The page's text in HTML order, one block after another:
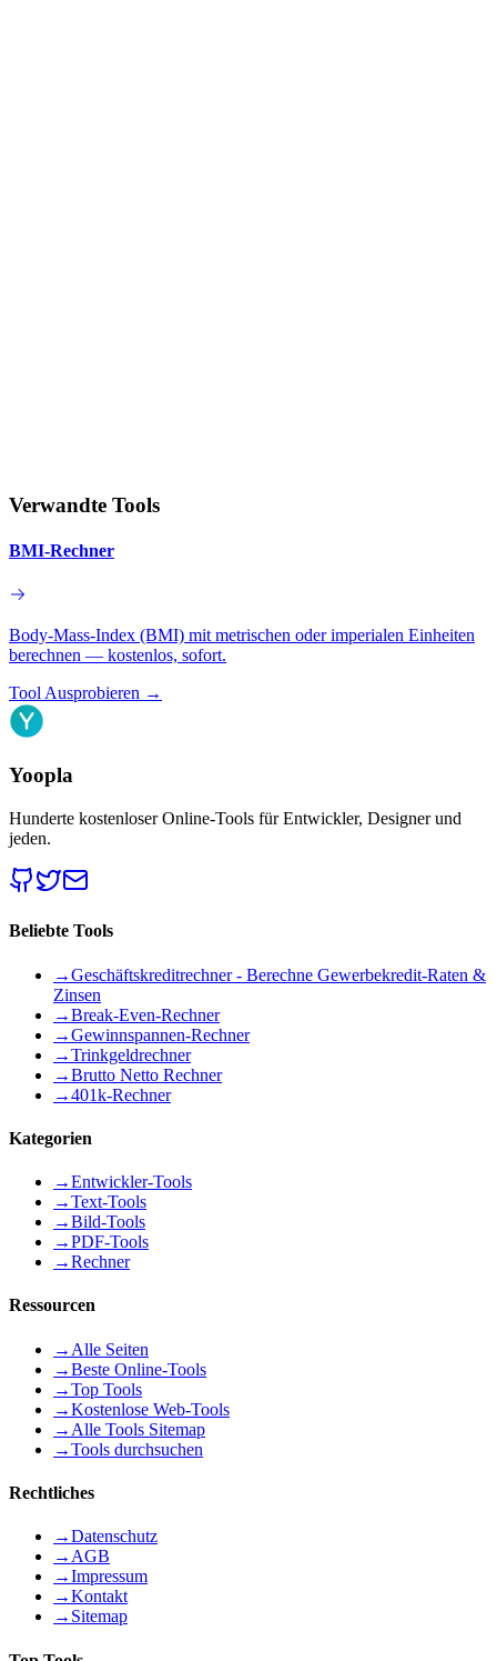
Verwandte Tools
BMI-Rechner
Body-Mass-Index (BMI) mit metrischen oder imperialen Einheiten
berechnen — kostenlos, sofort.
Tool Ausprobieren →
Yoopla
Hunderte kostenloser Online-Tools für Entwickler, Designer und
jeden.
Beliebte Tools
→Geschäftskreditrechner - Berechne Gewerbekredit-Raten &
Zinsen
→Break-Even-Rechner
→Gewinnspannen-Rechner
→Trinkgeldrechner
→Brutto Netto Rechner
→401k-Rechner
Kategorien
→Entwickler-Tools
→Text-Tools
→Bild-Tools
→PDF-Tools
→Rechner
Ressourcen
→ Alle Seiten
→Beste Online-Tools
→Top Tools
→Kostenlose Web-Tools
→ Alle Tools Sitemap
→Tools durchsuchen
Rechtliches
→Datenschutz
→ AGB
→Impressum
→Kontakt
→ Sitemap